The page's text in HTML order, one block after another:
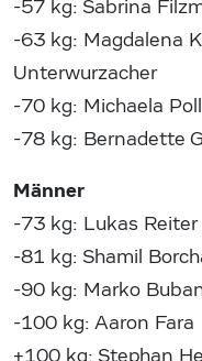
-57 kg: Sabrina
-63 kg: Magdalena
Unterwurzacher
-70 kg: Michaela
-78 kg: Bernadette
Männer
-73 kg: Lukas Reiter
-81 kg: Shamil
-90 kg: Marko
-100 kg: Aaron Fara